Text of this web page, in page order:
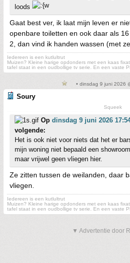
loods
Gaat best ver, ik laat mijn leven er
openbare toiletten en ook daar als
2, dan vind ik handen wassen (met
Iedereen is een kutlultrut
Muizen? Kleine harige opdonders met een kaas
tafel staat in een oudbollige tv serie. En een vaste
• dinsdag 9 juni 2026
Soury
Squeek
Op dinsdag 9 juni 2026
volgende:
Het is ook niet voor niets dat het er
mijn woning niet bepaald een
maar vrijwel geen vliegen hier.
Ze zitten tussen de weilanden, daar
vliegen.
Iedereen is een kutlultrut
Muizen? Kleine harige opdonders met een kaas
tafel staat in een oudbollige tv serie. En een vaste
▼ Advertentie door